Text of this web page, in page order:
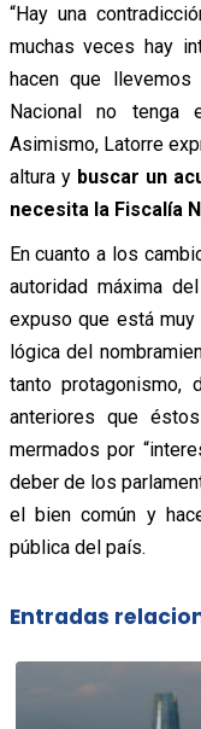
“Hay una
muchas veces hay
hacen que
Nacional no tenga
Asimismo, Latorre
altura y buscar un
necesita la Fiscalía
En cuanto a los
autoridad máxima
expuso que está
lógica del
tanto
anteriores que
mermados por
deber de los
el bien común y
pública del país.
Entradas